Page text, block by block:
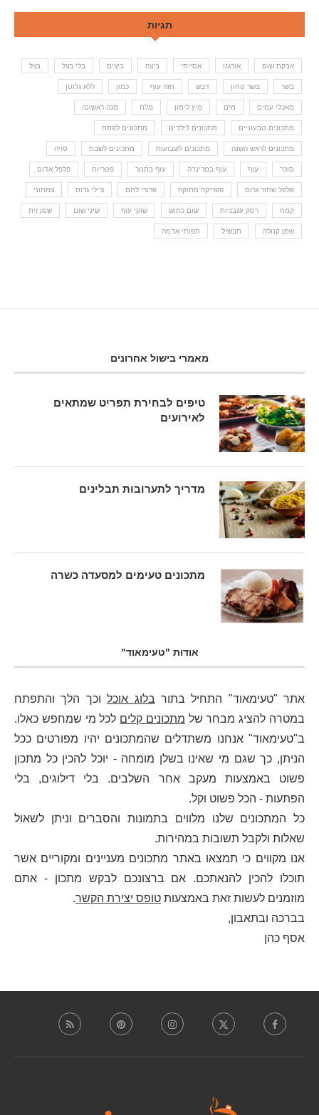
תגיות
אבקת שום אורגנו אסייתי ביצה ביצים בלי בצל בצל
בשר בשר טחון דבש חזה עוף כמון ללא גלוטן
מאכלי עמים מים מיץ לימון מלח מנה ראשונה
מתכונים טבעוניים מתכונים לילדים מתכונים לפסח
מתכונים לראש השנה מתכונים לשבועות מתכונים לשבת סויה
סוכר עוף עוף במרינדה עוף בתנור פטריות פלפל אדום
פלפל שחור גרוס פפריקה מתוקה פרורי לחם צ'ילי גרוס צמחוני
קמח רסק עגבניות שום כתוש שוקי עוף שיני שום שמן זית
שמן קנולה תבשיל תפוחי אדמה
מאמרי בישול אחרונים
טיפים לבחירת תפריט שמתאים
לאירועים
מדריך לתערובות תבלינים
מתכונים טעימים למסעדה כשרה
אודות "טעימאוד"
אתר "טעימאוד" התחיל בתור בלוג אוכלוכך הלך והתפתח
במטרה להציג מבחר של מתכונים קלים לכל מי שמחפש כאלו.
ב"טעימאוד" אנחנו משתדלים שהמתכונים יהיו מפורטים ככל
הניתן, כך שגם מי שאינו בשלן מומחה - יוכל להכין כל מתכון
פשוט באמצעות מעקב אחר השלבים. בלי דילוגים, בלי
הפתעות - הכל פשוט וקל.
כל המתכונים שלנו מלווים בתמונות והסברים וניתן לשאול
שאלות ולקבל תשובות במהירות.
אנו מקווים כי תמצאו באתר מתכונים מעניינים ומקוריים אשר
תוכלו להכין להנאתכם. אם ברצונכם לבקש מתכון - אתם
מוזמנים לעשות זאת באמצעות טופס יצירת הקשר.
בברכה ובתאבון,
אסף כהן